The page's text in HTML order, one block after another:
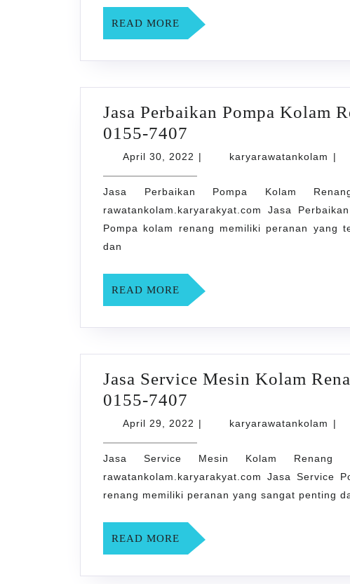
READ MORE READ
MORE
Jasa Perbaikan Pompa Kolam
0155-7407
Perbaikan
Pompa
Kolam
Renang
di
0858-
0155-
April 30, 2022 April
| karyarawatankolam |
Jasa Perbaikan Pompa Kolam
rawatankolam.karyarakyat.com Jasa
Pompa kolam renang memiliki peranan yang
dan
READ MORE READ
MORE
Jasa Service Mesin Kolam
0155-7407
Service
Mesin
Kolam
Renang
di
Beran
Kidul
April 29, 2022 April
| karyarawatankolam |
Jasa Service Mesin Kolam Renang
rawatankolam.karyarakyat.com Jasa Service
renang memiliki peranan yang sangat penting
READ MORE READ
MORE